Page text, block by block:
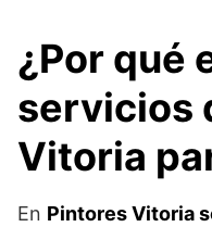
¿Por qué
servicios
Vitoria
En Pintores Vitoria